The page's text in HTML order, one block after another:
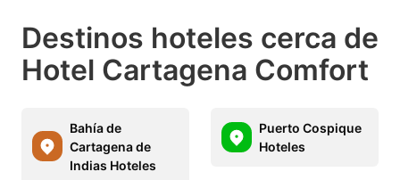
Destinos hoteles cerca de
Hotel Cartagena Comfort
Bahía de
Cartagena de
Indias Hoteles
Puerto Cospique
Hoteles